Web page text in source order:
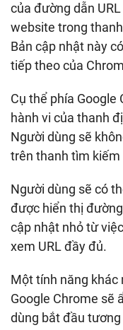
của đường dẫn
website trong
Bản cập nhật này
tiếp theo của
Cụ thể phía Google
hành vi của thanh
Người dùng sẽ
trên thanh tìm
Người dùng sẽ có
được hiển thị
cập nhật nhỏ từ
xem URL đầy đủ.
Một tính năng khác
Google Chrome sẽ
dùng bắt đầu